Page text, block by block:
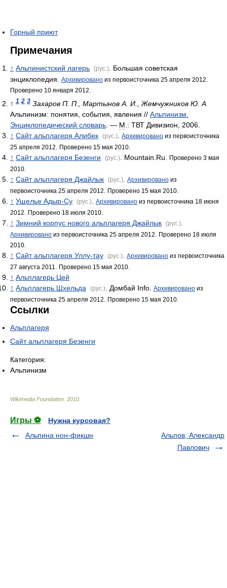
Горный приют
Примечания
↑ Альпинистский лагерь (рус.). Большая советская
энциклопедия. Архивировано из первоисточника 25 апреля 2012.
Проверено 10 января 2012.
↑ 1 2 3 Захаров П. П., Мартынов А. И., Жемчужников Ю. А
Альпинизм: понятия, события, явления // Альпинизм.
Энциклопедический словарь . — М .: ТВТ Дивизион, 2006.
↑ Сайт альплагеря Алибек (рус.) Архивировано из первоисточника
25 апреля 2012.
Проверено 15 мая 2010.
↑ Сайт альплагеря Безенги (рус.) . Mountain.Ru.
Проверено 3 мая
2010.
↑ Сайт альплагеря Джайлык (рус.) Архивировано из
первоисточника 25 апреля 2012.
Проверено 15 мая 2010.
↑ Ущелье Адыр-Су (рус.) Архивировано из первоисточника 18 июня
2012.
Проверено 18 июля 2010.
↑ Зимний корпус нового альплагеря Джайлык (рус.)
Архивировано из первоисточника 25 апреля 2012.
Проверено 18 июля
2010.
↑ Сайт альплагеря Уллу-тау (рус.) Архивировано из первоисточника
27 августа 2011.
Проверено 15 мая 2010.
↑ Альплагерь Цей
↑ Альплагерь Шхельда (рус.) . Домбай Info. Архивировано из
первоисточника 25 апреля 2012.
Проверено 15 мая 2010.
Ссылки
Альплагеря
Сайт альплагеря Безенги
Категория:
Альпинизм
Wikimedia Foundation 2010
Игры ⚽
Нужна курсовая?
Альпина нон-фикшн
Альпов, Александр
Павлович